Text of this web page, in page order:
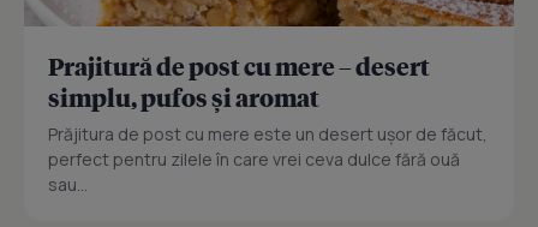
Prajitură de post cu mere – desert
simplu, pufos și aromat
Prăjitura de post cu mere este un desert ușor de făcut,
perfect pentru zilele în care vrei ceva dulce fără ouă
sau...